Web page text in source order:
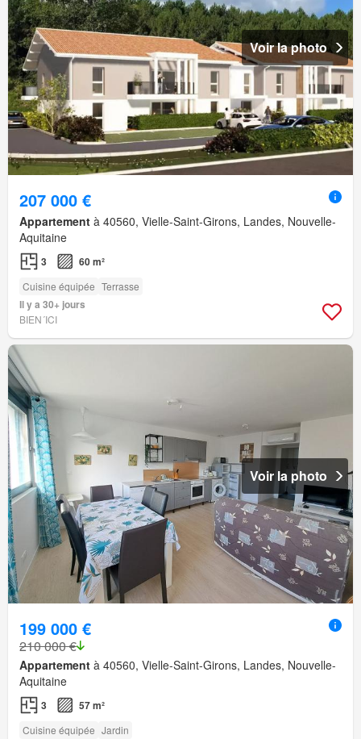
Voir la photo
207 000 €
Appartement à 40560, Vielle-Saint-Girons, Landes, Nouvelle-
Aquitaine
3 60 m²
Cuisine équipée Terrasse
Il y a 30+ jours
BIEN´ICI
Voir la photo
199 000 €
210 000 €
Appartement à 40560, Vielle-Saint-Girons, Landes, Nouvelle-
Aquitaine
3 57 m²
Cuisine équipée Jardin